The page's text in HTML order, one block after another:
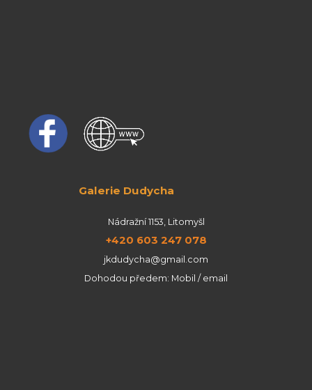
Galerie Dudycha
Nádražní 1153, Litomyšl
+420 603 247 078
jkdudycha@gmail.com
Dohodou předem: Mobil / email